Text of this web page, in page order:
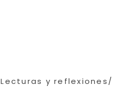
Lecturas y reflexiones